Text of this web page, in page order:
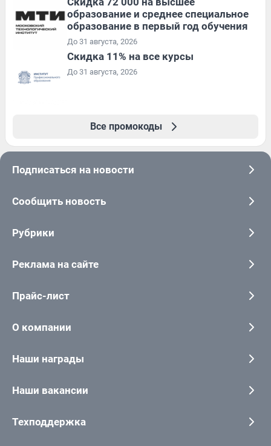
образование и среднее специальное
образование в первый год обучения
До 31 августа, 2026
Скидка 11% на все курсы
До 31 августа, 2026
Все промокоды
Подписаться на новости
Сообщить новость
Рубрики
Реклама на сайте
Прайс-лист
О компании
Наши награды
Наши вакансии
Техподдержка